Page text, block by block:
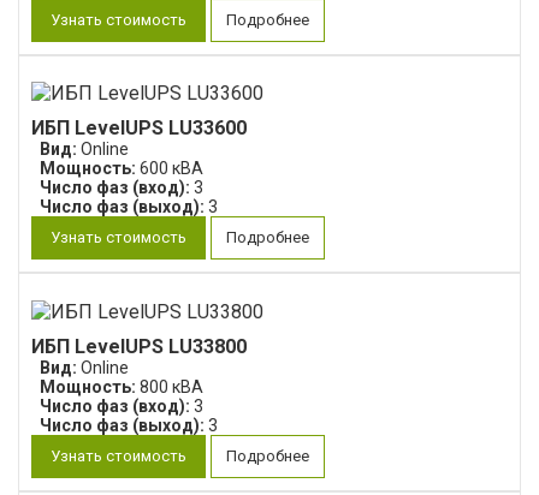
Узнать стоимость Подробнее
ИБП LevelUPS LU33600
Вид: Online
Мощность: 600 кВА
Число фаз (вход): 3
Число фаз (выход): 3
Узнать стоимость Подробнее
ИБП LevelUPS LU33800
Вид: Online
Мощность: 800 кВА
Число фаз (вход): 3
Число фаз (выход): 3
Узнать стоимость Подробнее